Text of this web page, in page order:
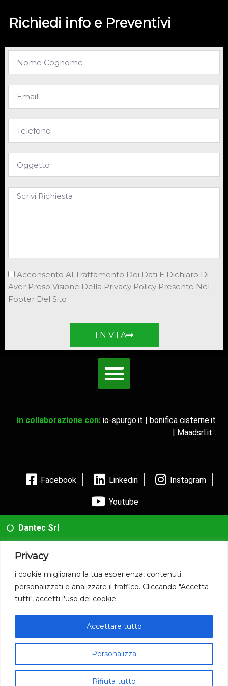
Privacy
i cookie migliorano la tua esperienza, contenuti
personalizzati e analizzare il traffico. Cliccando "Accetta
tutti", accetti l'uso dei cookie.
Personalizza
Rifiuta tutto
Accettare tutto
Richiedi info e Preventivi
Acconsento Al Trattamento Dei Dati E Dichiaro Di
Aver Preso Visione Della Privacy Policy Presente Nel
Footer Del Sito
I N V I A
in collaborazione con: io-spurgo.it | bonifica cisterne.it
| Maadsrl.it.
Facebook Linkedin Instagram
Youtube
Dantec Srl
info@dantec.it
Via San Francesco 20 20826 Misinto (MB)
P.iva: 12090590014
© 2020 www.dantec.it .